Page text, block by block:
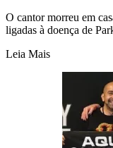
O cantor morreu em
ligadas à doença de
Leia Mais